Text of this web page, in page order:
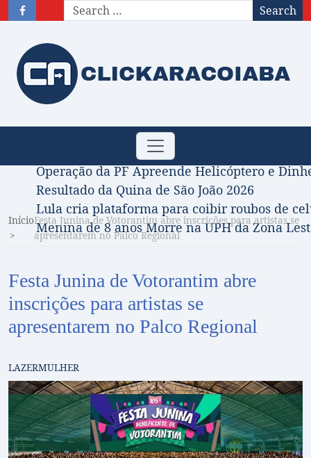
Search
Toggle
navigation
Obituário – Nota de falecimento: 31/07/2026
Comissão Aprova Projeto de Jilmar Tatto
Operação da PF Apreende Helicóptero e
Resultado da Quina de São João 2026
Lula cria plataforma para coibir roubos de
Menina de 8 anos Morre na UPH da Zona
InícioFesta Junina de Votorantim abre inscrições para artistas se
apresentarem no Palco Regional
Festa Junina de Votorantim abre
inscrições para artistas se
apresentarem no Palco Regional
LAZERMULHER